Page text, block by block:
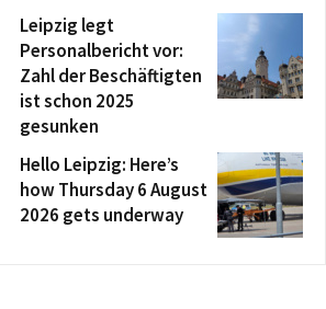
Leipzig legt
Personalbericht vor:
Zahl der Beschäftigten
ist schon 2025
gesunken
Hello Leipzig: Here’s
how Thursday 6 August
2026 gets underway